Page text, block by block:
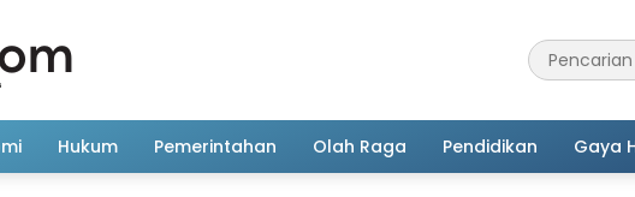
Hukum Pemerintahan Olah Raga Pendidikan Gaya